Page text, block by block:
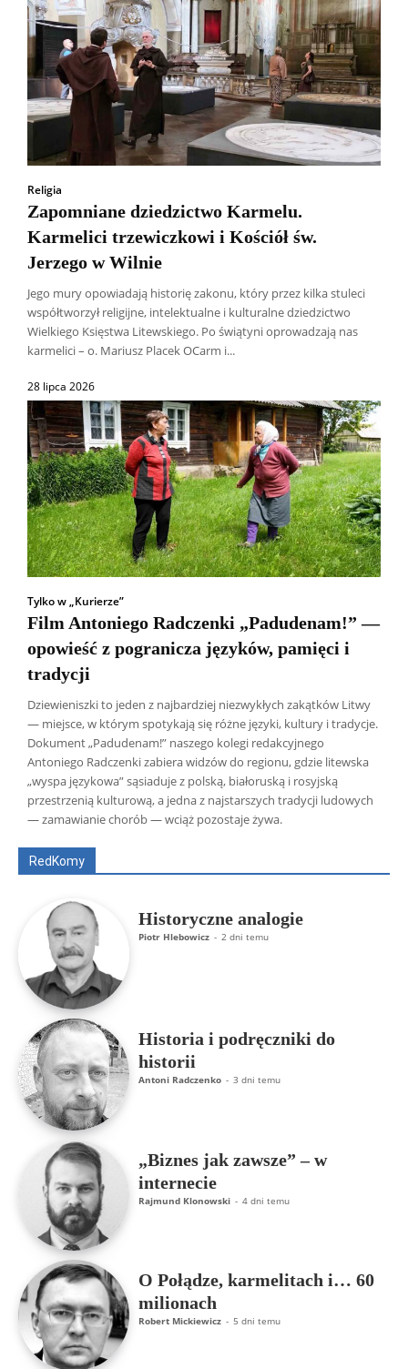
Religia
Zapomniane dziedzictwo Karmelu.
Karmelici trzewiczkowi i Kościół św.
Jerzego w Wilnie
Jego mury opowiadają historię zakonu, który przez kilka stuleci
współtworzył religijne, intelektualne i kulturalne dziedzictwo
Wielkiego Księstwa Litewskiego. Po świątyni oprowadzają nas
karmelici – o. Mariusz Placek OCarm i...
28 lipca 2026
Tylko w „Kurierze”
Film Antoniego Radczenki „Padudenam!” —
opowieść z pogranicza języków, pamięci i
tradycji
Dziewieniszki to jeden z najbardziej niezwykłych zakątków Litwy
— miejsce, w którym spotykają się różne języki, kultury i tradycje.
Dokument „Padudenam!” naszego kolegi redakcyjnego
Antoniego Radczenki zabiera widzów do regionu, gdzie litewska
„wyspa językowa” sąsiaduje z polską, białoruską i rosyjską
przestrzenią kulturową, a jedna z najstarszych tradycji ludowych
— zamawianie chorób — wciąż pozostaje żywa.
RedKomy
Wszyscy Aleksander Borowik
Antoni Radczenko
Artur Płokszto
Grzegorz Górny
ks. Jarosław Wąsowicz SDB
Historyczne analogie
Piotr Hlebowicz - 2 dni temu
Historia i podręczniki do
historii
Antoni Radczenko - 3 dni temu
„Biznes jak zawsze” – w
internecie
Rajmund Klonowski - 4 dni temu
O Połądze, karmelitach i… 60
milionach
Robert Mickiewicz - 5 dni temu